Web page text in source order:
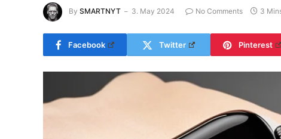
By SMARTNYT 3. May 2024 No Comments 3
Facebook Twitter Pinterest